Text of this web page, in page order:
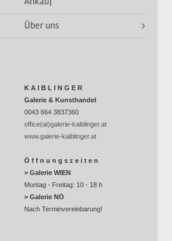
Über uns
K A I B L I N G E R
Galerie & Kunsthandel
0043 664 3837360
office(at)galerie-kaiblinger.at
www.galerie-kaiblinger.at
Ö f f n u n g s z e i t e n
> Galerie WIEN
Montag - Freitag: 10 - 18 h
> Galerie NÖ
Nach Terminvereinbarung!